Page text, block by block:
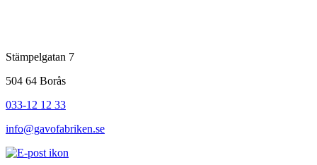
Stämpelgatan 7
504 64 Borås
033-12 12 33
info@gavofabriken.se